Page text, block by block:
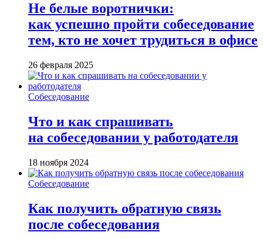
Не белые воротнички:
как успешно пройти собеседование
тем, кто не хочет трудиться в офисе
26 февраля 2025
Собеседование
Что и как спрашивать
на собеседовании у работодателя
18 ноября 2024
Собеседование
Как получить обратную связь
после собеседования